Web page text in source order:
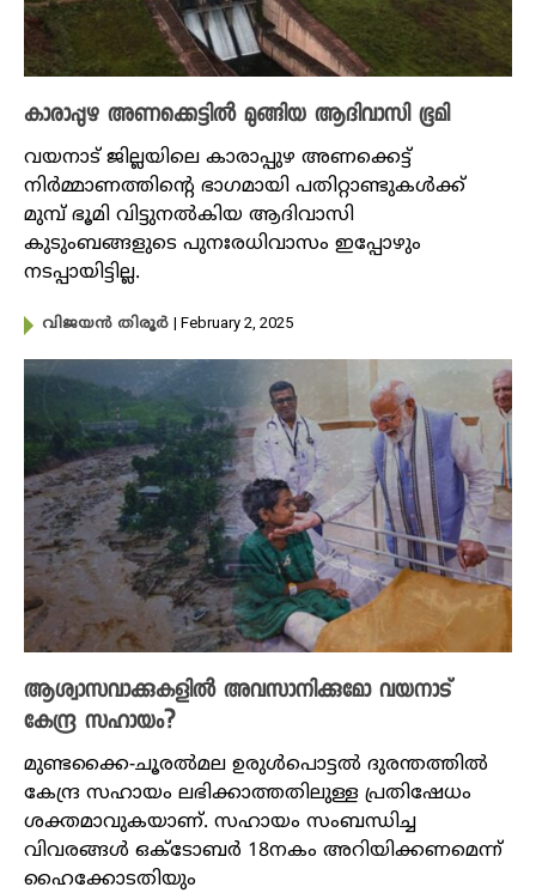
കാരാപ്പുഴ അണക്കെട്ടിൽ മുങ്ങിയ ആദിവാസി ഭൂമി
വയനാട് ജില്ലയിലെ കാരാപ്പുഴ അണക്കെട്ട്
നിർമ്മാണത്തിന്റെ ഭാ​ഗമായി പതിറ്റാണ്ടുകൾക്ക്
മുമ്പ് ഭൂമി വിട്ടുനൽകിയ ആദിവാസി
കുടുംബങ്ങളുടെ പുനഃരധിവാസം ഇപ്പോഴും
നടപ്പായിട്ടില്ല.
വിജയൻ തിരൂർ | February 2, 2025
ആശ്വാസവാക്കുകളിൽ അവസാനിക്കുമോ വയനാട്
കേന്ദ്ര സഹായം?
മുണ്ടക്കൈ-ചൂരൽമല ഉരുൾപൊട്ടൽ ദുരന്തത്തിൽ
കേന്ദ്ര സഹായം ലഭിക്കാത്തതിലുള്ള പ്രതിഷേധം
ശക്തമാവുകയാണ്. സഹായം സംബന്ധിച്ച
വിവരങ്ങൾ ഒക്ടോബർ 18നകം അറിയിക്കണമെന്ന്
ഹൈക്കോടതിയും